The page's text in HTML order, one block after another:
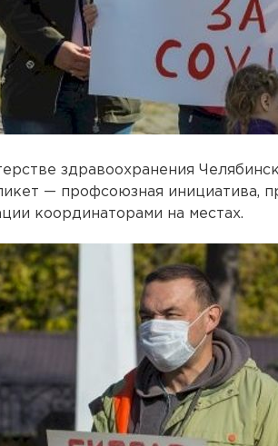
здравоохранения
— профсоюзная инициатива,
координаторами на местах.